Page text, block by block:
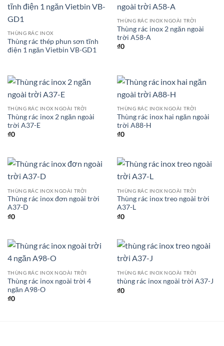
THÙNG RÁC INOX
Thùng rác thép phun sơn tĩnh
điện 1 ngăn Vietbin VB-GD1
THÙNG RÁC INOX NGOÀI TRỜI
Thùng rác inox 2 ngăn ngoài
trời A58-A
₫0
THÙNG RÁC INOX NGOÀI TRỜI
Thùng rác inox 2 ngăn ngoài
trời A37-E
₫0
THÙNG RÁC INOX NGOÀI TRỜI
Thùng rác inox hai ngăn ngoài
trời A88-H
₫0
THÙNG RÁC INOX NGOÀI TRỜI
Thùng rác inox đơn ngoài trời
A37-D
₫0
THÙNG RÁC INOX NGOÀI TRỜI
Thùng rác inox treo ngoài trời
A37-L
₫0
THÙNG RÁC INOX NGOÀI TRỜI
Thùng rác inox ngoài trời 4
ngăn A98-O
₫0
THÙNG RÁC INOX NGOÀI TRỜI
thùng rác inox ngoài trời A37-J
₫0